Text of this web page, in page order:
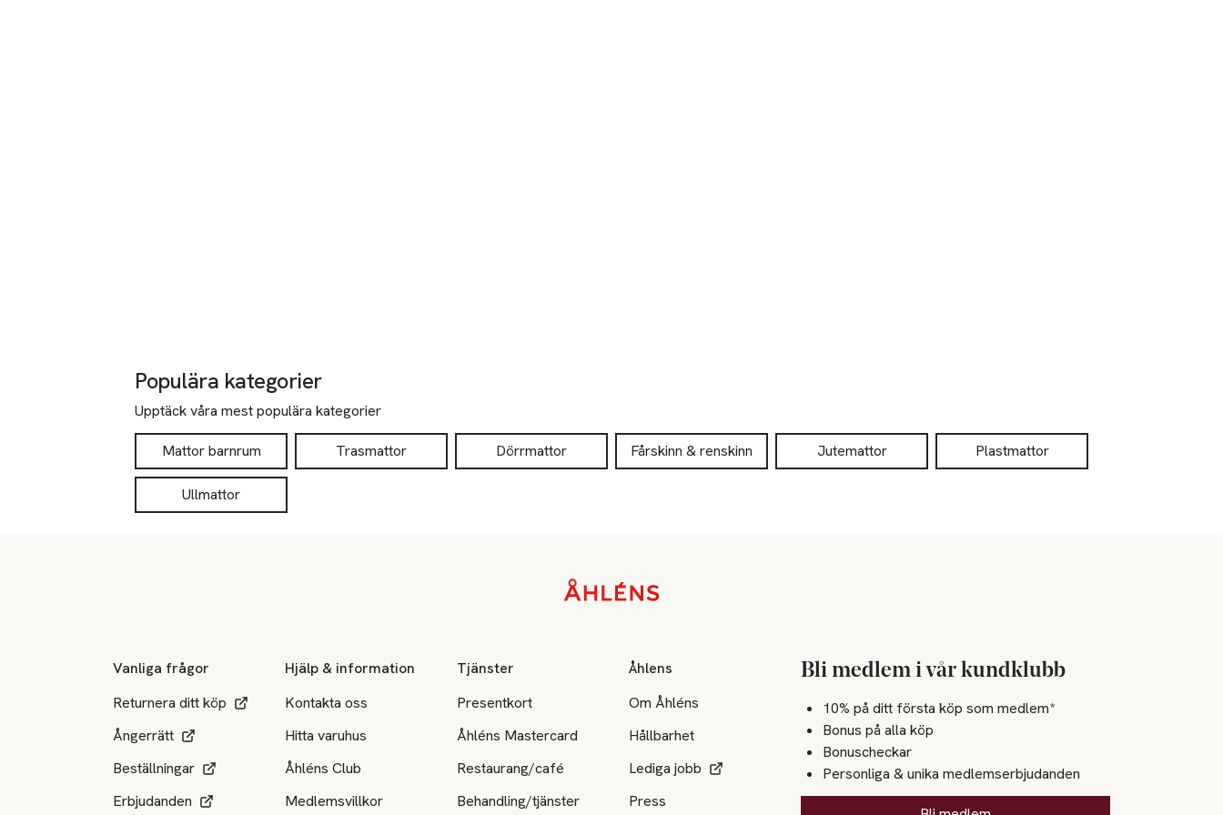
Populära kategorier
Upptäck våra mest populära kategorier
Mattor barnrum Trasmattor Dörrmattor Fårskinn & renskinn Jutemattor Plastmattor
Ullmattor
Vanliga frågor
Returnera ditt köp
Ångerrätt
Beställningar
Erbjudanden
Hjälp & information
Kontakta oss
Hitta varuhus
Åhléns Club
Medlemsvillkor
Tjänster
Presentkort
Åhléns Mastercard
Restaurang/café
Behandling/tjänster
Åhlens
Om Åhléns
Hållbarhet
Lediga jobb
Press
Bli medlem i vår kundklubb
10% på ditt första köp som medlem*
Bonus på alla köp
Bonuscheckar
Personliga & unika medlemserbjudanden